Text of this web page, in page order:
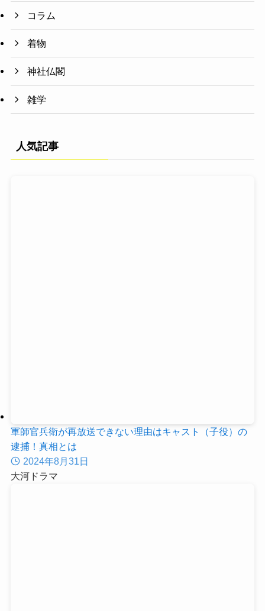
コラム
着物
神社仏閣
雑学
人気記事
軍師官兵衛が再放送できない理由はキャスト（子役）の
逮捕！真相とは
2024年8月31日
大河ドラマ